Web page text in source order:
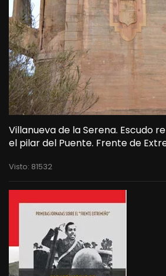
Villanueva de la Serena. Escudo
el pilar del Puente. Frente de
Visto: 81532